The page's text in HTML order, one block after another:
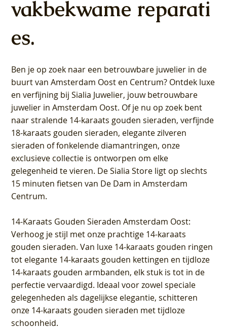
vakbekwame reparati
es.
Ben je op zoek naar een betrouwbare juwelier in de
buurt van Amsterdam Oost en Centrum? Ontdek luxe
en verfijning bij Sialia Juwelier, jouw betrouwbare
juwelier in Amsterdam Oost. Of je nu op zoek bent
naar stralende 14-karaats gouden sieraden, verfijnde
18-karaats gouden sieraden, elegante zilveren
sieraden of fonkelende diamantringen, onze
exclusieve collectie is ontworpen om elke
gelegenheid te vieren. De Sialia Store ligt op slechts
15 minuten fietsen van De Dam in Amsterdam
Centrum.
14-Karaats Gouden Sieraden Amsterdam Oost:
Verhoog je stijl met onze prachtige 14-karaats
gouden sieraden. Van luxe 14-karaats gouden ringen
tot elegante 14-karaats gouden kettingen en tijdloze
14-karaats gouden armbanden, elk stuk is tot in de
perfectie vervaardigd. Ideaal voor zowel speciale
gelegenheden als dagelijkse elegantie, schitteren
onze 14-karaats gouden sieraden met tijdloze
schoonheid.